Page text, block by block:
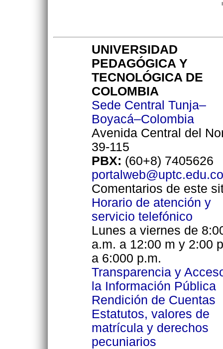
UNIVERSIDAD
PEDAGÓGICA Y
TECNOLÓGICA DE
COLOMBIA
Sede Central Tunja–
Boyacá–Colombia
Avenida Central del
39-115
PBX: (60+8) 7405626
portalweb@uptc.edu.co
Comentarios de este
Horario de atención y
servicio telefónico
Lunes a viernes de
a.m. a 12:00 m y 2:00
a 6:000 p.m.
Transparencia y
la Información Pública
Rendición de Cuentas
Estatutos, valores de
matrícula y derechos
pecuniarios